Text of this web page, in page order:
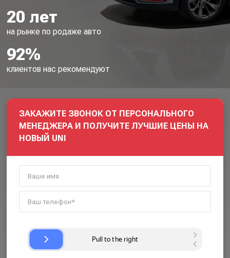
ЗАКАЖИТЕ ЗВОНОК ОТ ПЕРСОНАЛЬНОГО
МЕНЕДЖЕРА И ПОЛУЧИТЕ ЛУЧШИЕ ЦЕНЫ НА
НОВЫЙ UNI
20 лет
на рынке по родаже авто
92%
клиентов нас рекомендуют